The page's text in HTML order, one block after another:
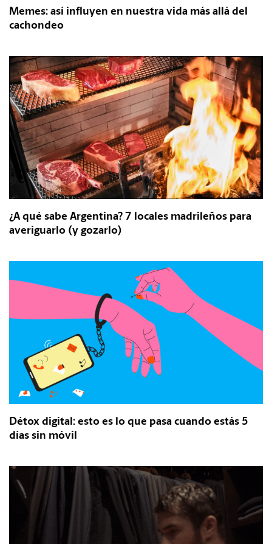
Memes: así influyen en nuestra vida más allá del
cachondeo
¿A qué sabe Argentina? 7 locales madrileños para
averiguarlo (y gozarlo)
Détox digital: esto es lo que pasa cuando estás 5
días sin móvil